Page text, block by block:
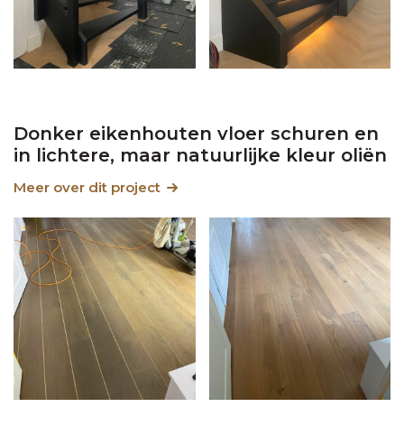
Donker eikenhouten vloer schuren en
in lichtere, maar natuurlijke kleur oliën
Meer over dit project